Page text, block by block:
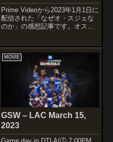
Prime Videoから2023年1月1日に
配信された「なぜオ・スジェな
のか」の感想記事です。オスス
士であるオ・スジェ。 勝つ
ためには手段を選ばない冷徹な
彼女は、TKの会長チェ・...
MOVIE
GSW – LAC March 15,
2023